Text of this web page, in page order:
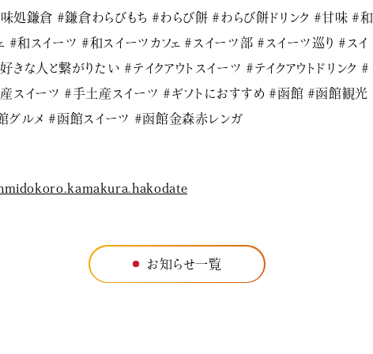
処鎌倉 #鎌倉わらびもち #わらび餅 #わらび餅ドリンク #甘味 #和
#和スイーツ #和スイーツカフェ #スイーツ部 #スイーツ巡り #スイ
きな人と繋がりたい #テイクアウトスイーツ #テイクアウトドリンク #
スイーツ #手土産スイーツ #ギフトにおすすめ #函館 #函館観光
グルメ #函館スイーツ #函館金森赤レンガ
お知らせ一覧